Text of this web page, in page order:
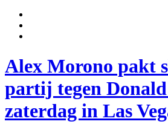
Alex Morono pakt
partij tegen
zaterdag in Las